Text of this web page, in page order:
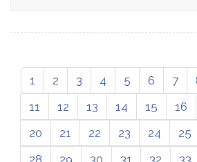
1 2 3 4 5 6 7
11
12 13 14 15 16
20
21 22 23 24 25